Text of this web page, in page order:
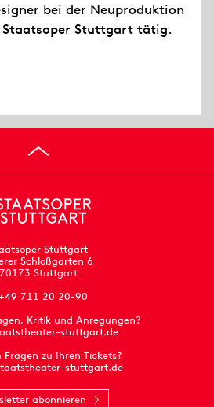
bei der Neuproduktion
Staatsoper Stuttgart tätig.
Stuttgart
Schloßgarten 6
70173 Stuttgart
711 20 20-90
Kritik und Anregungen?
stuttgart.de
Fragen zu Ihren Tickets?
stuttgart.de
abonnieren